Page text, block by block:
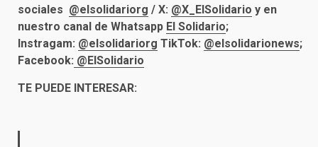
sociales @elsolidariorg / X: @X_ElSolidario y en
nuestro canal de Whatsapp El Solidario;
Instragam: @elsolidariorg TikTok: @elsolidarionews;
Facebook: @ElSolidario
TE PUEDE INTERESAR: